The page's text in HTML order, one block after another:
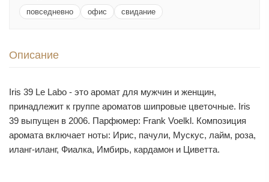
повседневно
офис свидание
Описание
Iris 39 Le Labo - это аромат для мужчин и женщин,
принадлежит к группе ароматов шипровые цветочные. Iris
39 выпущен в 2006. Парфюмер: Frank Voelkl. Композиция
аромата включает ноты: Ирис, пачули, Мускус, лайм, роза,
иланг-иланг, Фиалка, Имбирь, кардамон и Циветта.